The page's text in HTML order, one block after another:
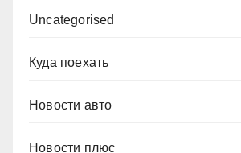
Uncategorised
Куда поехать
Новости авто
Новости плюс